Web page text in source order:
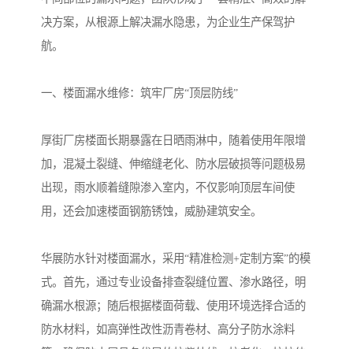
决方案，从根源上解决漏水隐患，为企业生产保驾护
航。
一、楼面漏水维修：筑牢厂房“顶层防线”
厚街厂房楼面长期暴露在日晒雨淋中，随着使用年限增
加，混凝土裂缝、伸缩缝老化、防水层破损等问题极易
出现，雨水顺着缝隙渗入室内，不仅影响顶层车间使
用，还会加速楼面钢筋锈蚀，威胁建筑安全。
华展防水针对楼面漏水，采用“精准检测+定制方案”的模
式。首先，通过专业设备排查裂缝位置、渗水路径，明
确漏水根源；随后根据楼面荷载、使用环境选择合适的
防水材料，如高弹性改性沥青卷材、高分子防水涂料